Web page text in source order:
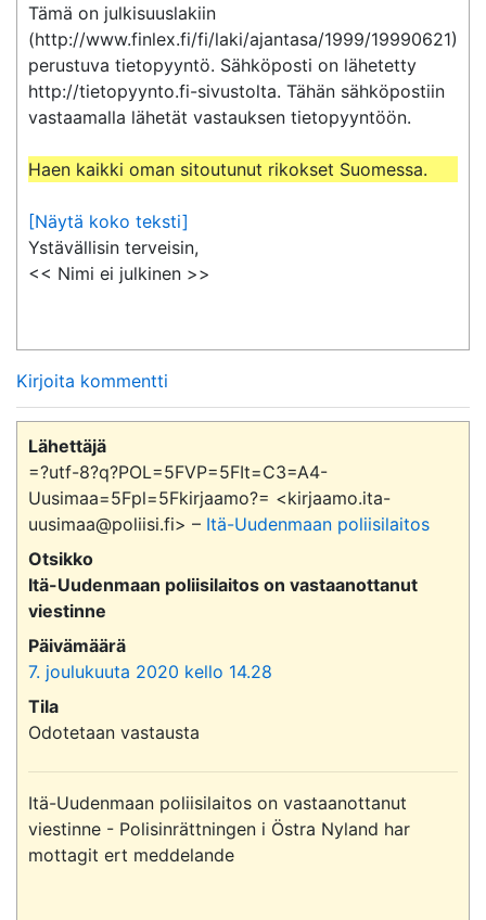
Tämä on julkisuuslakiin
(http://www.finlex.fi/fi/laki/ajantasa/1999/19990621)
perustuva tietopyyntö. Sähköposti on lähetetty
http://tietopyynto.fi-sivustolta. Tähän sähköpostiin
vastaamalla lähetät vastauksen tietopyyntöön.
Haen kaikki oman sitoutunut rikokset Suomessa.
[Näytä koko teksti]
Ystävällisin terveisin,
<< Nimi ei julkinen >>
Kirjoita kommentti
Lähettäjä
=?utf-8?q?POL=5FVP=5FIt=C3=A4-
Uusimaa=5Fpl=5Fkirjaamo?= <kirjaamo.ita-
uusimaa@poliisi.fi> – Itä-Uudenmaan poliisilaitos
Otsikko
Itä-Uudenmaan poliisilaitos on vastaanottanut
viestinne
Päivämäärä
7. joulukuuta 2020 kello 14.28
Tila
Odotetaan vastausta
Itä-Uudenmaan poliisilaitos on vastaanottanut
viestinne - Polisinrättningen i Östra Nyland har
mottagit ert meddelande